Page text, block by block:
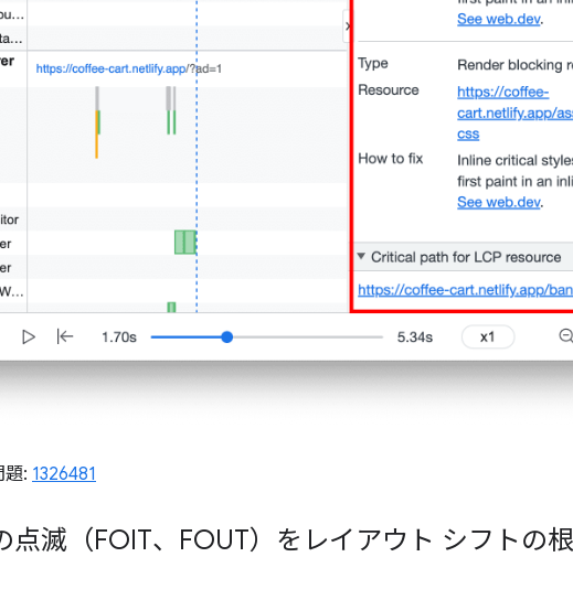
題: 1326481
点滅（FOIT、FOUT）をレイアウト シフトの